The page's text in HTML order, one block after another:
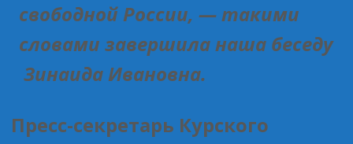
свободной России, — такими
словами завершила наша беседу
Зинаида Ивановна.
Пресс-секретарь Курского